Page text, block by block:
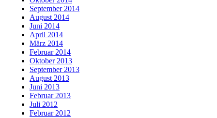
September 2014
August 2014
Juni 2014
April 2014
März 2014
Februar 2014
Oktober 2013
September 2013
August 2013
Juni 2013
Februar 2013
Juli 2012
Februar 2012